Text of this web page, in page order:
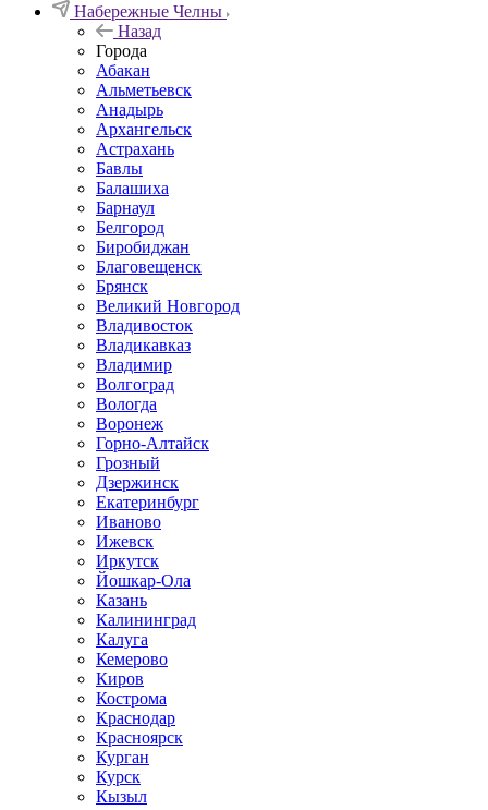
Набережные Челны
Назад
Города
Абакан
Альметьевск
Анадырь
Архангельск
Астрахань
Бавлы
Балашиха
Барнаул
Белгород
Биробиджан
Благовещенск
Брянск
Великий Новгород
Владивосток
Владикавказ
Владимир
Волгоград
Вологда
Воронеж
Горно-Алтайск
Грозный
Дзержинск
Екатеринбург
Иваново
Ижевск
Иркутск
Йошкар-Ола
Казань
Калининград
Калуга
Кемерово
Киров
Кострома
Краснодар
Красноярск
Курган
Курск
Кызыл